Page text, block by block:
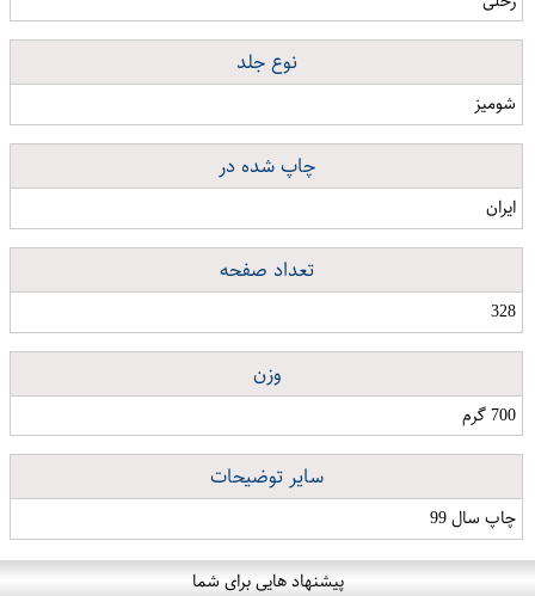
نوع جلد
شومیز
چاپ شده در
ایران
تعداد صفحه
328
وزن
700 گرم
سایر توضیحات
چاپ سال 99
پیشنهاد هایی برای شما